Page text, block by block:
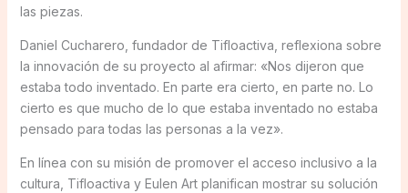
las piezas.
Daniel Cucharero, fundador de Tifloactiva, reflexiona sobre
la innovación de su proyecto al afirmar: «Nos dijeron que
estaba todo inventado. En parte era cierto, en parte no. Lo
cierto es que mucho de lo que estaba inventado no estaba
pensado para todas las personas a la vez».
En línea con su misión de promover el acceso inclusivo a la
cultura, Tifloactiva y Eulen Art planifican mostrar su solución